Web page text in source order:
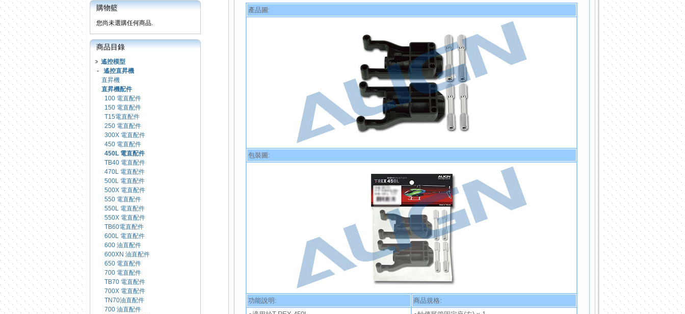
購物籃
您尚未選購任何商品.
商品目錄
遙控模型
- 遙控直昇機
直昇機
直昇機配件
100 電直配件
150 電直配件
T15電直配件
250 電直配件
300X 電直配件
450 電直配件
450L 電直配件
TB40 電直配件
470L 電直配件
500L 電直配件
500X 電直配件
550 電直配件
550L 電直配件
550X 電直配件
TB60電直配件
600L 電直配件
600 油直配件
600XN 油直配件
650 電直配件
700 電直配件
TB70 電直配件
700X 電直配件
TN70油直配件
700 油直配件
產品圖:
包裝圖:
功能說明:
商品規格: